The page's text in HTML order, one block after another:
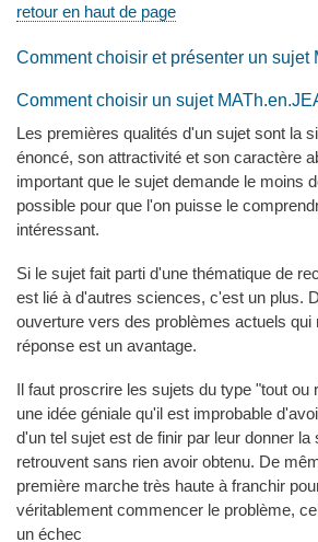
retour en haut de page
Comment choisir et présenter un sujet
Comment choisir un sujet
Les premières qualités d'un sujet sont la
énoncé, son attractivité et son caractère
important que le sujet demande le moins
possible pour que l'on puisse le
intéressant.
Si le sujet fait parti d'une thématique de
est lié à d'autres sciences, c'est un plus.
ouverture vers des problèmes actuels qui
réponse est un avantage.
Il faut proscrire les sujets du type "tout ou
une idée géniale qu'il est improbable
d'un tel sujet est de finir par leur donner la
retrouvent sans rien avoir obtenu. De
première marche très haute à franchir
véritablement commencer le problème,
un échec